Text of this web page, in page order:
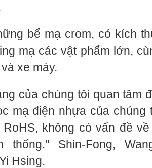
bể mạ crom, có kích
mạ các vật phẩm lớn,
xe máy.
của chúng tôi quan tâm
mạ điện nhựa của
không có vấn đề
thống." Shin-Fong,
Hsing.